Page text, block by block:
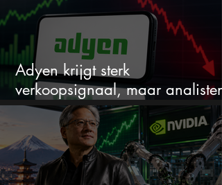
Adyen krijgt sterk
verkoopsignaal, maar analisten
zien juist een koopkans